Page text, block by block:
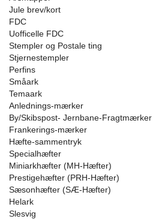
Jule brev/kort
FDC
Uofficelle FDC
Stempler og Postale ting
Stjernestempler
Perfins
Småark
Temaark
Anlednings-mærker
By/Skibspost- Jernbane-Fragtmærker
Frankerings-mærker
Hæfte-sammentryk
Specialhæfter
Miniarkhæfter (MH-Hæfter)
Prestigehæfter (PRH-Hæfter)
Sæsonhæfter (SÆ-Hæfter)
Helark
Slesvig